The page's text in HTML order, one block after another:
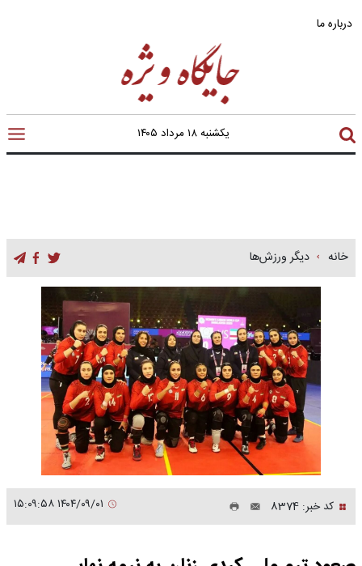
درباره ما
یکشنبه ۱۸ مرداد ۱۴۰۵
خانه دیگر ورزش‌ها
کد خبر: 8374